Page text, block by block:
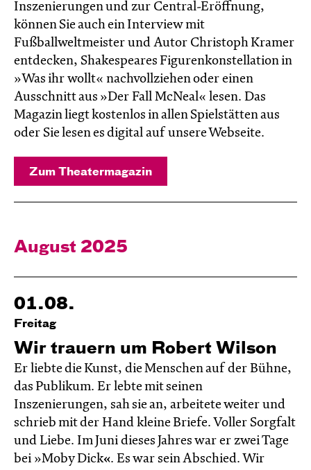
Inszenierungen und zur Central-Eröffnung,
können Sie auch ein Interview mit
Fußballweltmeister und Autor Christoph Kramer
entdecken, Shakespeares Figurenkonstellation in
»Was ihr wollt« nachvollziehen oder einen
Ausschnitt aus »Der Fall McNeal« lesen. Das
Magazin liegt kostenlos in allen Spielstätten aus
oder Sie lesen es digital auf unsere Webseite.
Zum Theatermagazin
August 2025
01.08.
Freitag
Wir trauern um Robert Wilson
Er liebte die Kunst, die Menschen auf der Bühne,
das Publikum. Er lebte mit seinen
Inszenierungen, sah sie an, arbeitete weiter und
schrieb mit der Hand kleine Briefe. Voller Sorgfalt
und Liebe. Im Juni dieses Jahres war er zwei Tage
bei »Moby Dick«. Es war sein Abschied. Wir